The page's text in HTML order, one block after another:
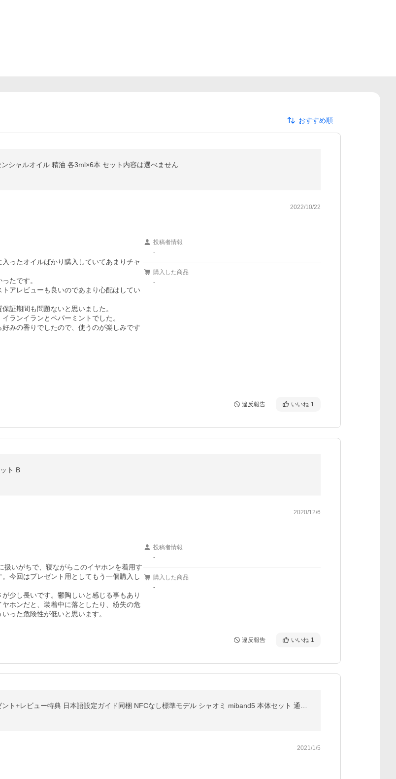
おすすめ順
シャルオイル 精油 各3ml×6本 セット内容は選べません
2022/10/22
ったオイルばかり購入していてあまりチャ
たです。
アレビューも良いのであまり心配はしてい
証期間も問題ないと思いました。
ランイランとペパーミントでした。
みの香りでしたので、使うのが楽しみです
投稿者情報
-
購入した商品
-
違反報告 いいね 1
ト B
2020/12/6
扱いがちで、寝ながらこのイヤホンを着用す
今回はプレゼント用としてもう一個購入し
少し長いです。鬱陶しいと感じる事もあり
ホンだと、装着中に落としたり、紛失の危
った危険性が低いと思います。
投稿者情報
-
購入した商品
-
違反報告 いいね 1
2021/1/5